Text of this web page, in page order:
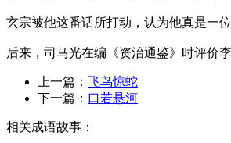
玄宗被他这番话所打动，认为他真是一
后来，司马光在编《资治通鉴》时评价
上一篇：
飞鸟惊蛇
下一篇： 口若悬河
相关成语故事：